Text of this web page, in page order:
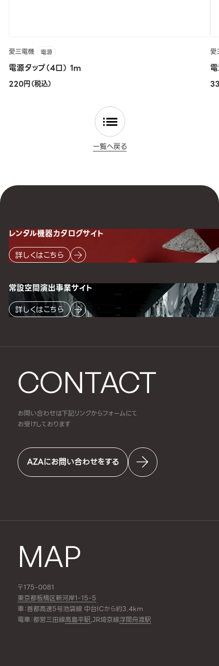
愛三電機 電源
電源タップ（4口） 1m
220円（税込）
愛
一覧へ戻る
CONTACT
お問い合わせは下記リンクからフォームにて
お受けしております
AZAにお問い合わせをする
MAP
〒175-0081
東京都板橋区新河岸1-15-5
車：首都高速5号池袋線 中台ICから約3.4km
電車：都営三田線高島平駅,JR埼京線浮間舟渡駅
レンタル機器カタログサイト
詳しくはこちら
常設空間演出事業サイト
詳しくはこちら